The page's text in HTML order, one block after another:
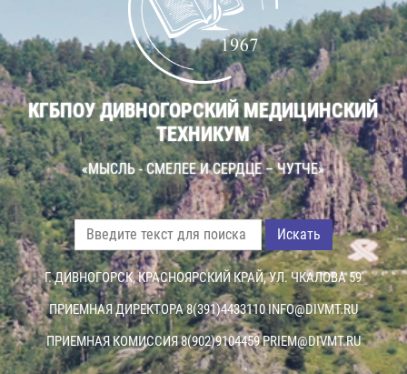
КГБПОУ ДИВНОГОРСКИЙ МЕДИЦИНСКИЙ
ТЕХНИКУМ
«МЫСЛЬ - СМЕЛЕЕ И СЕРДЦЕ – ЧУТЧЕ»
Искать
Г. ДИВНОГОРСК, КРАСНОЯРСКИЙ КРАЙ, УЛ. ЧКАЛОВА 59
ПРИЕМНАЯ ДИРЕКТОРА 8(391)4433110INFO@DIVMT.RU
ПРИЕМНАЯ КОМИССИЯ 8(902)9104459PRIEM@DIVMT.RU